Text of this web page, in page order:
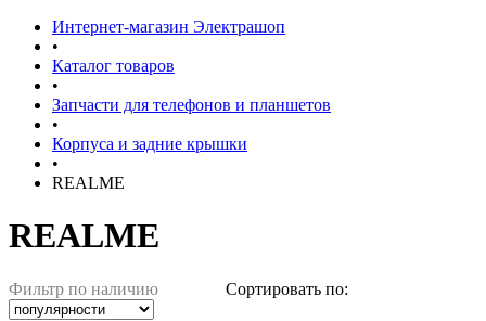
Интернет-магазин Электрашоп
•
Каталог товаров
•
Запчасти для телефонов и планшетов
•
Корпуса и задние крышки
•
REALME
REALME
Фильтр по наличию Сортировать по: